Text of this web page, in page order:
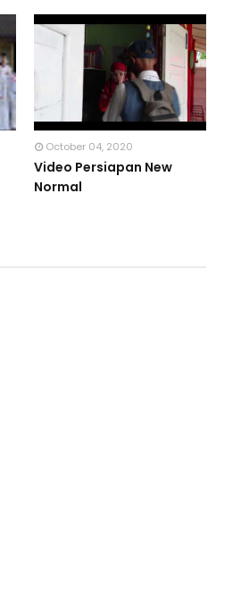
October 04, 2020
Video Persiapan New
Normal